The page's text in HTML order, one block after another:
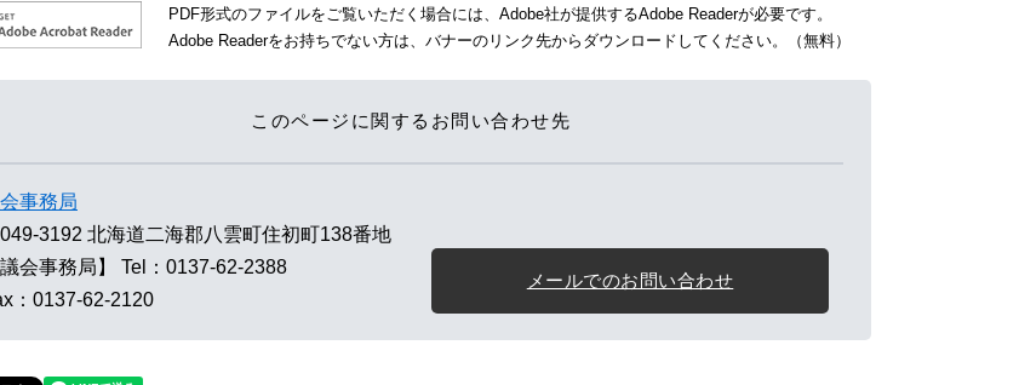
PDF形式のファイルをご覧いただく場合には、Adobe社が提供するAdobe Readerが必要です。
Adobe Readerをお持ちでない方は、バナーのリンク先からダウンロードしてください。（無料）
このページに関するお問い合わせ先
事務局
3192 北海道二海郡八雲町住初町138番地
議会事務局】
Tel：0137-62-2388
：0137-62-2120
メールでのお問い合わせ